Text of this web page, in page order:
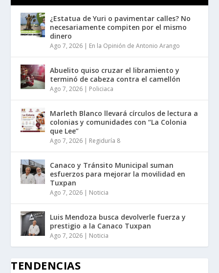
¿Estatua de Yuri o pavimentar calles? No
necesariamente compiten por el mismo
dinero
Ago 7, 2026 | En la Opinión de Antonio Arango
Abuelito quiso cruzar el libramiento y
terminó de cabeza contra el camellón
Ago 7, 2026 | Policiaca
Marleth Blanco llevará círculos de lectura a
colonias y comunidades con “La Colonia
que Lee”
Ago 7, 2026 | Regiduría 8
Canaco y Tránsito Municipal suman
esfuerzos para mejorar la movilidad en
Tuxpan
Ago 7, 2026 | Noticia
Luis Mendoza busca devolverle fuerza y
prestigio a la Canaco Tuxpan
Ago 7, 2026 | Noticia
TENDENCIAS